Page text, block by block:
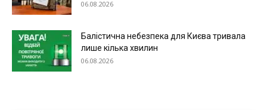
06.08.2026
Балістична небезпека для Києва тривала
лише кілька хвилин
06.08.2026